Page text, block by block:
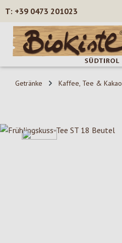
Zum Hauptinhalt springen
+39 0473 201023
Getränke Kaffee, Tee & Kakao
Bildergalerie überspringen